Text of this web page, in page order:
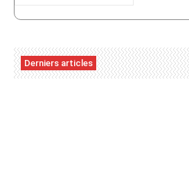
Derniers articles